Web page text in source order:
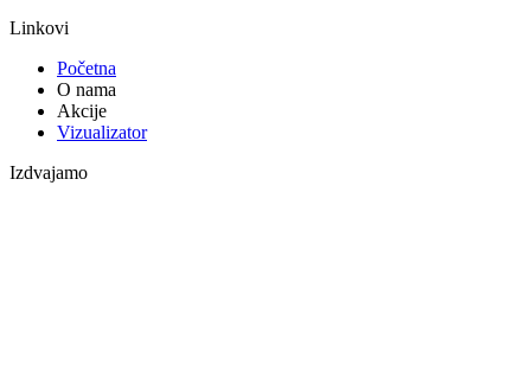
Linkovi
Početna
O nama
Akcije
Vizualizator
Izdvajamo